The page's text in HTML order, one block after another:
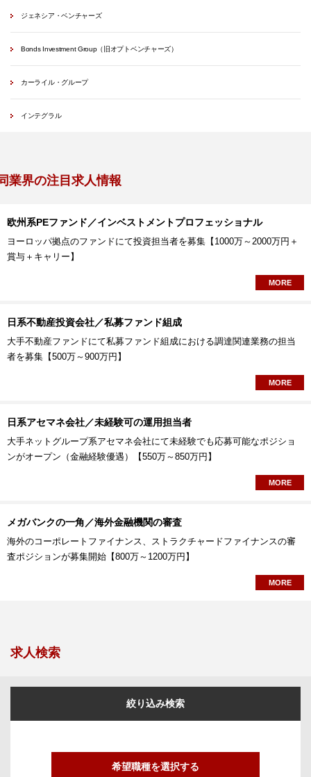
ジェネシア・ベンチャーズ
Bonds Investment Group（旧オプトベンチャーズ）
カーライル・グループ
インテグラル
業界の注目求人情報
欧州系PEファンド／インベストメントプロフェッショナル
ヨーロッパ拠点のファンドにて投資担当者を募集【1000万～2000万円＋
賞与＋キャリー】
MORE
日系不動産投資会社／私募ファンド組成
大手不動産ファンドにて私募ファンド組成における調達関連業務の担当
者を募集【500万～900万円】
MORE
日系アセマネ会社／未経験可の運用担当者
大手ネットグループ系アセマネ会社にて未経験でも応募可能なポジショ
ンがオープン（金融経験優遇）【550万～850万円】
MORE
メガバンクの一角／海外金融機関の審査
海外のコーポレートファイナンス、ストラクチャードファイナンスの審
査ポジションが募集開始【800万～1200万円】
MORE
求人検索
絞り込み検索
希望職種を選択する